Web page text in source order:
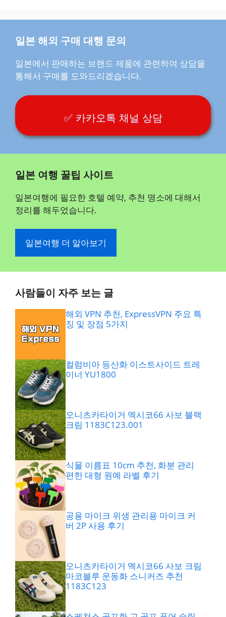
일본 해외 구매 대행 문의
일본에서 판매하는 브랜드 제품에 관련하여 상담을
통해서 구매를 도와드리겠습니다.
✅ 카카오톡 채널 상담
일본 여행 꿀팁 사이트
일본여행에 필요한 호텔 예약, 추천 명소에 대해서
정리를 해두었습니다.
일본여행 더 알아보기
사람들이 자주 보는 글
해외 VPN 추천, ExpressVPN 주요 특
징 및 장점 5가지
컬럼비아 등산화 이스트사이드 트레
이너 YU1800
오니츠카타이거 멕시코66 사보 블랙
크림 1183C123.001
식물 이름표 10cm 추천, 화분 관리
편한 대형 원예 라벨 후기
공용 마이크 위생 관리용 마이크 커
버 2P 사용 후기
오니츠카타이거 멕시코66 사보 크림
마코블루 운동화 스니커즈 추천
1183C123